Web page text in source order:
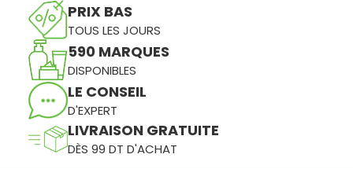
PRIX BAS
TOUS LES JOURS
590 MARQUES
DISPONIBLES
LE CONSEIL
D'EXPERT
LIVRAISON GRATUITE
DÈS 99 DT D'ACHAT